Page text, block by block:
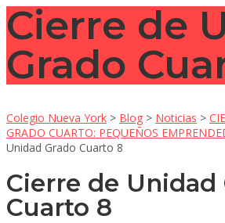
Cierre de
Grado
Colegio Nueva York > Blog > Noticias >
GRADO CUARTO: PEQUEÑOS
Unidad Grado Cuarto 8
Cierre de Unidad
Cuarto 8